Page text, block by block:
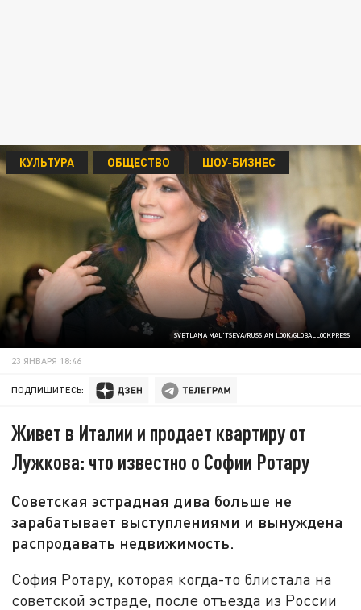
SVETLANA MAL'TSEVA/RUSSIAN LOOK/GLOBALLOOKPRESS
КУЛЬТУРА ОБЩЕСТВО ШОУ-БИЗНЕС
23 ЯНВАРЯ 18:46
ПОДПИШИТЕСЬ:
Живет в Италии и продает квартиру от
Лужкова: что известно о Софии Ротару
Советская эстрадная дива больше не
зарабатывает выступлениями и вынуждена
распродавать недвижимость.
София Ротару, которая когда-то блистала на
советской эстраде, после отъезда из России